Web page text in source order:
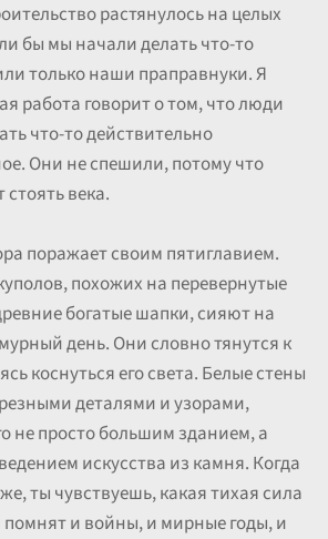
растянулось на целых
бы мы начали делать что-то
только наши праправнуки. Я
работа говорит о том, что люди
что-то действительно
Они не спешили, потому что
века.
поражает своим пятиглавием.
похожих на перевернутые
богатые шапки, сияют на
день. Они словно тянутся к
коснуться его света. Белые стены
деталями и узорами,
не просто большим зданием, а
искусства из камня. Когда
ты чувствуешь, какая тихая сила
помнят и войны, и мирные годы, и